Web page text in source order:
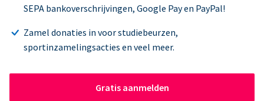
SEPA bankoverschrijvingen, Google Pay en PayPal!
Zamel donaties in voor studiebeurzen,
sportinzamelingsacties en veel meer.
Gratis aanmelden